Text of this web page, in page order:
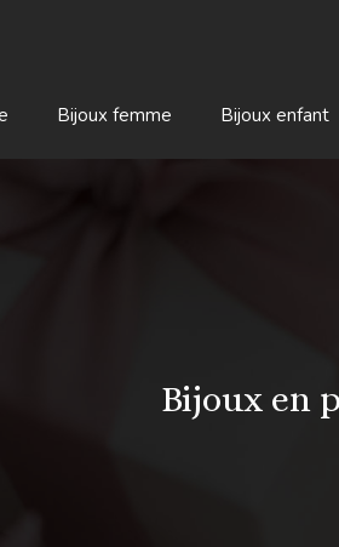
Bijoux femme Bijoux enfant
Bijoux en